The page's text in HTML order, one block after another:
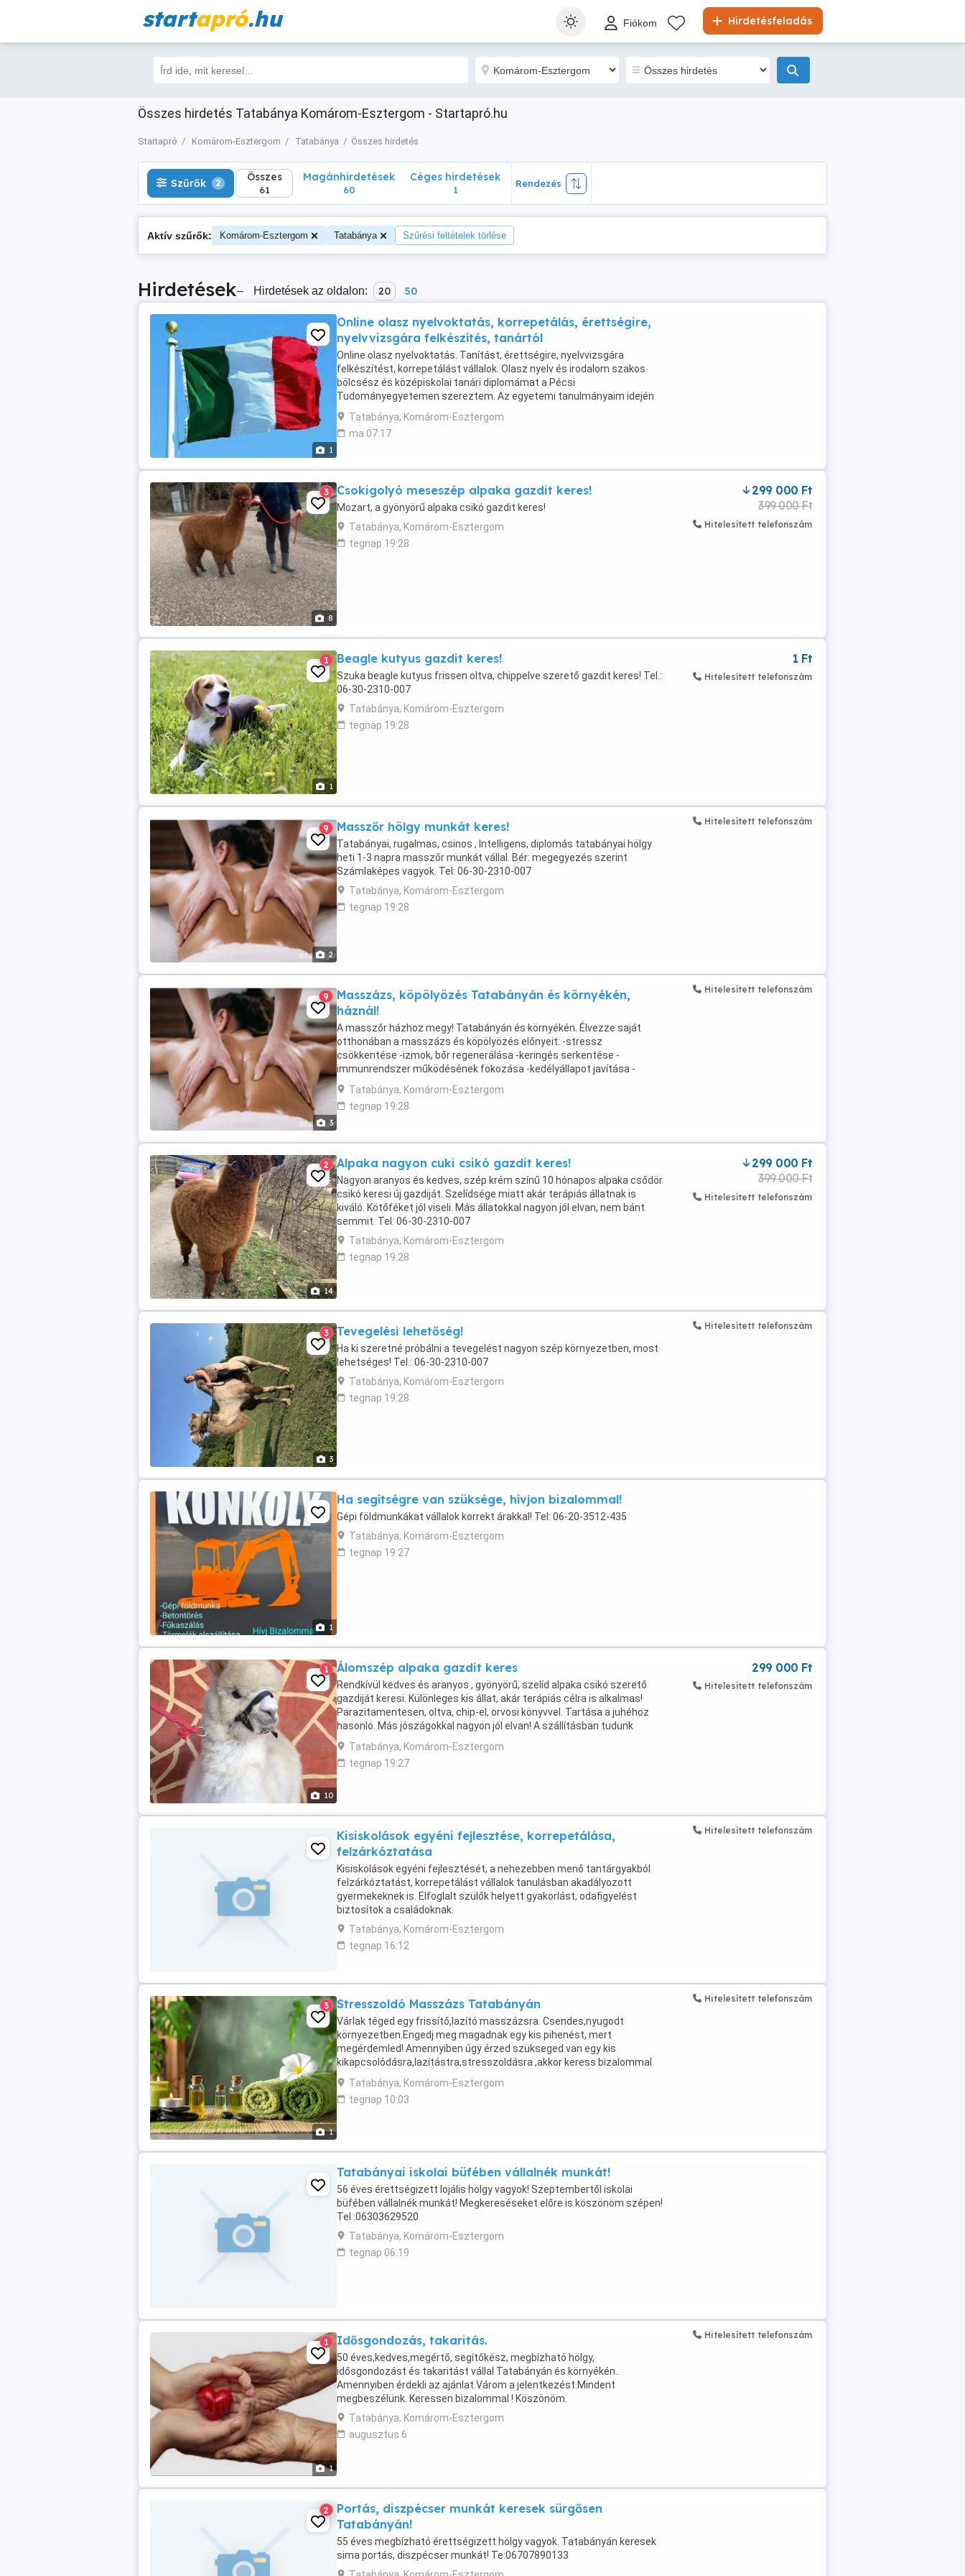
startapró.hu Hirdetésfeladás
Fiókom
Összes hirdetés Tatabánya Komárom-Esztergom - Startapró.hu
Startapró Komárom-Esztergom Tatabánya Összes hirdetés
Szűrők 2 Összes
61
Szűrők 2 Összes
61
Magánhirdetések
60
Céges hirdetések
1
Rendezés
Aktív szűrők: Komárom-Esztergom Tatabánya Szűrési feltételek törlése
Hirdetések– Hirdetések az oldalon: 20 50
1
Online olasz nyelvoktatás, korrepetálás, érettségire,
nyelvvizsgára felkészítés, tanártól
Online olasz nyelvoktatás. Tanítást, érettségire, nyelvvizsgára
felkészítést, korrepetálást vállalok. Olasz nyelv és irodalom szakos
bölcsész és középiskolai tanári diplomámat a Pécsi
Tudományegyetemen szereztem. Az egyetemi tanulmányaim idején
egy évet Milánóban éltem, később a munkám révén Bolognában ...
Tatabánya, Komárom-Esztergom
ma 07:17
8
3 Csokigolyó meseszép alpaka gazdit keres!
Mozart, a gyönyörű alpaka csikó gazdit keres!
Tatabánya, Komárom-Esztergom
tegnap 19:28
299 000 Ft
399 000 Ft
Hitelesített telefonszám
1
1 Beagle kutyus gazdit keres!
Szuka beagle kutyus frissen oltva, chippelve szerető gazdit keres! Tel.:
06-30-2310-007
Tatabánya, Komárom-Esztergom
tegnap 19:28
1 Ft
Hitelesített telefonszám
2
9 Masszőr hölgy munkát keres!
Tatabányai, rugalmas, csinos , Intelligens, diplomás tatabányai hölgy
heti 1-3 napra masszőr munkát vállal. Bér: megegyezés szerint
Számlaképes vagyok. Tel: 06-30-2310-007
Tatabánya, Komárom-Esztergom
tegnap 19:28
Hitelesített telefonszám
3
9
Masszázs, köpölyözés Tatabányán és környékén,
háznál!
A masszőr házhoz megy! Tatabányán és környékén. Élvezze saját
otthonában a masszázs és köpölyözés előnyeit: -stressz
csökkentése -izmok, bőr regenerálása -keringés serkentése -
immunrendszer működésének fokozása -kedélyállapot javítása -
nyugodt alvás segítése -vérnyomás normalizálása -fájdalom
csökkentése Választható ...
Tatabánya, Komárom-Esztergom
tegnap 19:28
Hitelesített telefonszám
14
2 Alpaka nagyon cuki csikó gazdit keres!
Nagyon aranyos és kedves, szép krém színű 10 hónapos alpaka csődör
csikó keresi új gazdiját. Szelídsége miatt akár terápiás állatnak is
kiváló. Kötőféket jól viseli. Más állatokkal nagyon jól elvan, nem bánt
semmit. Tel: 06-30-2310-007
Tatabánya, Komárom-Esztergom
tegnap 19:28
299 000 Ft
399 000 Ft
Hitelesített telefonszám
3
3 Tevegelési lehetőség!
Ha ki szeretné próbálni a tevegelést nagyon szép környezetben, most
lehetséges! Tel.: 06-30-2310-007
Tatabánya, Komárom-Esztergom
tegnap 19:28
Hitelesített telefonszám
1
Ha segítségre van szüksége, hívjon bizalommal!
Gépi földmunkákat vállalok korrekt árakkal! Tel: 06-20-3512-435
Tatabánya, Komárom-Esztergom
tegnap 19:27
10
1 Álomszép alpaka gazdit keres
Rendkívül kedves és aranyos , gyönyörű, szelíd alpaka csikó szerető
gazdiját keresi. Különleges kis állat, akár terápiás célra is alkalmas!
Parazitamentesen, oltva, chip-el, orvosi könyvvel. Tartása a juhéhoz
hasonló. Más jószágokkal nagyon jól elvan! A szállításban tudunk
segíteni! Tel 06-30-2310- ...
Tatabánya, Komárom-Esztergom
tegnap 19:27
299 000 Ft
Hitelesített telefonszám
Kisiskolások egyéni fejlesztése, korrepetálása,
felzárkóztatása
Kisiskolások egyéni fejlesztését, a nehezebben menő tantárgyakból
felzárkóztatást, korrepetálást vállalok tanulásban akadályozott
gyermekeknek is. Elfoglalt szülők helyett gyakorlást, odafigyelést
biztosítok a családoknak.
Tatabánya, Komárom-Esztergom
tegnap 16:12
Hitelesített telefonszám
1
3 Stresszoldó Masszázs Tatabányán
Várlak téged egy frissítő,lazító masszázsra. Csendes,nyugodt
környezetben.Engedj meg magadnak egy kis pihenést, mert
megérdemled! Amennyiben úgy érzed szükseged van egy kis
kikapcsolódásra,lazítástra,stresszoldásra ,akkor keress bizalommal
és a továbbiakat megbeszéljük. 45+ os ,ápolt ,igényes masszőrnő ...
Tatabánya, Komárom-Esztergom
tegnap 10:03
Hitelesített telefonszám
Tatabányai iskolai büfében vállalnék munkát!
56 éves érettségizett lojális hölgy vagyok! Szeptembertől iskolai
büfében vállalnék munkát! Megkereséseket előre is köszönöm szépen!
Tel :06303629520
Tatabánya, Komárom-Esztergom
tegnap 06:19
1
1 Idősgondozás, takaritás.
50 éves,kedves,megértő, segítőkész, megbízható hölgy,
idősgondozást és takaritást vállal Tatabányán és környékén..
Amennyiben érdekli az ajánlat.Várom a jelentkezést.Mindent
megbeszélünk. Keressen bizalommal ! Köszönöm.
Tatabánya, Komárom-Esztergom
augusztus 6
Hitelesített telefonszám
2
Portás, diszpécser munkát keresek sürgősen
Tatabányán!
55 éves megbízható érettségizett hölgy vagyok. Tatabányán keresek
sima portás, diszpécser munkát! Te:06707890133